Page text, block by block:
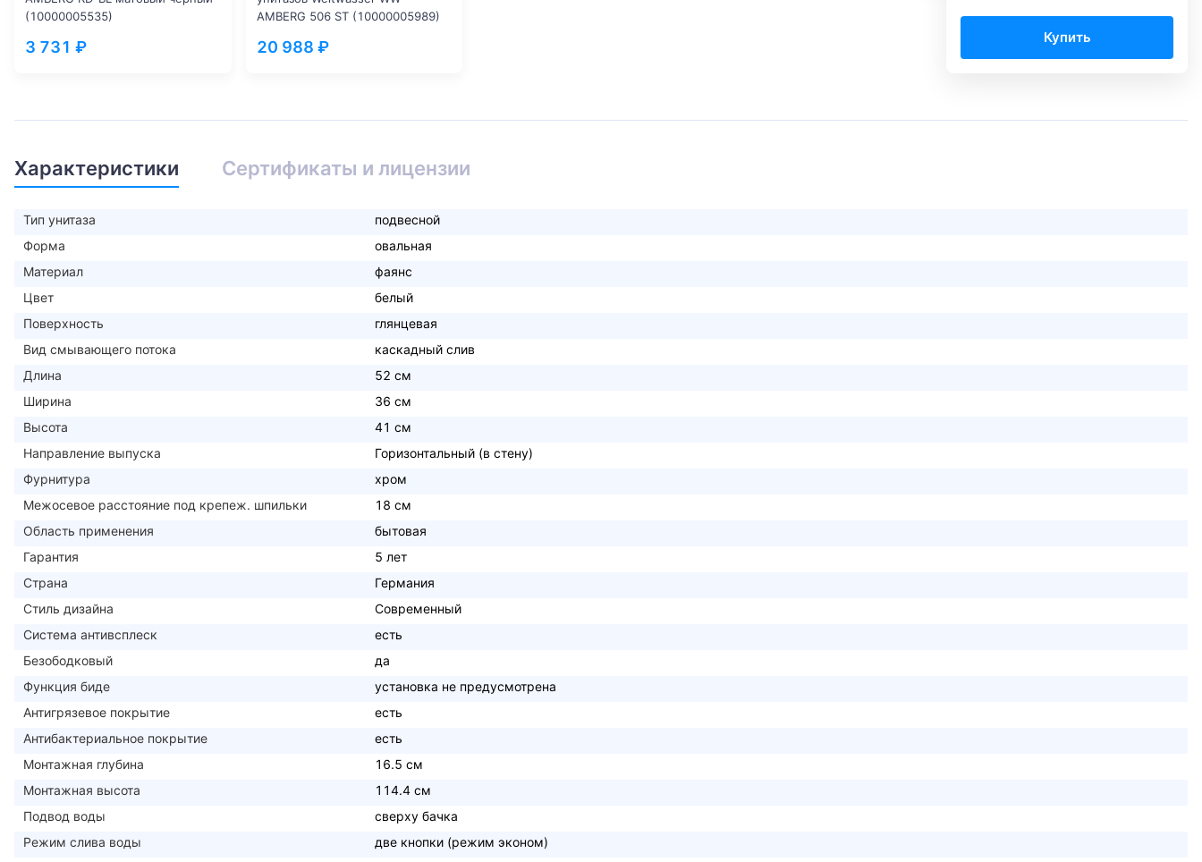
(10000005535)
3 731 ₽
AMBERG 506 ST (10000005989)
20 988 ₽
Купить
Характеристики Сертификаты и лицензии
Тип унитаза
подвесной
Форма
овальная
Материал
фаянс
Цвет
белый
Поверхность
глянцевая
Вид смывающего потока
каскадный слив
Длина
52 см
Ширина
36 см
Высота
41 см
Направление выпуска
Горизонтальный (в стену)
Фурнитура
хром
Межосевое расстояние под крепеж. шпильки
18 см
Область применения
бытовая
Гарантия
5 лет
Страна
Германия
Стиль дизайна
Современный
Система антивсплеск
есть
Безободковый
да
Функция биде
установка не предусмотрена
Антигрязевое покрытие
есть
Антибактериальное покрытие
есть
Монтажная глубина
16.5 см
Монтажная высота
114.4 см
Подвод воды
сверху бачка
Режим слива воды
две кнопки (режим эконом)